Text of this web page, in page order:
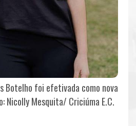
Botelho foi efetivada como nova
Nicolly Mesquita/ Criciúma E.C.